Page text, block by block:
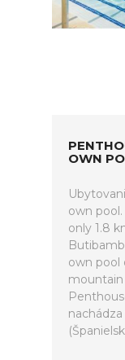
OWN
own pool.
only 1.8
own pool
mountain